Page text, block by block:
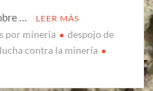
…
LEER MÁS
por mineria
despojo de
lucha contra la minería